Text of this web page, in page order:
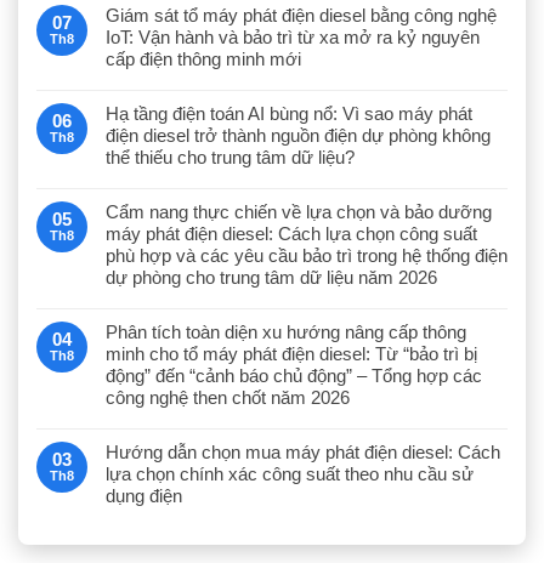
07
Th8
Giám sát tổ máy phát điện diesel bằng công nghệ
IoT: Vận hành và bảo trì từ xa mở ra kỷ nguyên
cấp điện thông minh mới
06
Th8
Hạ tầng điện toán AI bùng nổ: Vì sao máy phát
điện diesel trở thành nguồn điện dự phòng không
thể thiếu cho trung tâm dữ liệu?
05
Th8
Cẩm nang thực chiến về lựa chọn và bảo dưỡng
máy phát điện diesel: Cách lựa chọn công suất
phù hợp và các yêu cầu bảo trì trong hệ thống điện
dự phòng cho trung tâm dữ liệu năm 2026
04
Th8
Phân tích toàn diện xu hướng nâng cấp thông
minh cho tổ máy phát điện diesel: Từ “bảo trì bị
động” đến “cảnh báo chủ động” – Tổng hợp các
công nghệ then chốt năm 2026
03
Th8
Hướng dẫn chọn mua máy phát điện diesel: Cách
lựa chọn chính xác công suất theo nhu cầu sử
dụng điện